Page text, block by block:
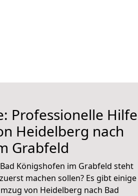
Professionelle Hilfe
Heidelberg nach
Grabfeld
Königshofen im Grabfeld steht
machen sollen? Es gibt einige
von Heidelberg nach Bad